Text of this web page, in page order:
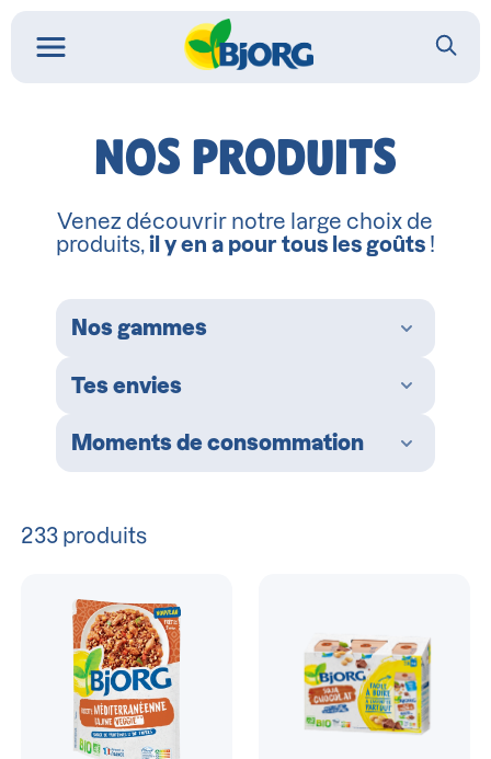
NOS PRODUITS
Venez découvrir notre large choix de
produits,il y en a pour tous les goûts!
Nos gammes
Tes envies
Moments de consommation
233 produits